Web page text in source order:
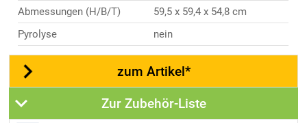
Abmessungen (H/B/T)
59,5 x 59,4 x 54,8 cm
Pyrolyse
nein
zum Artikel*
Zur Zubehör-Liste